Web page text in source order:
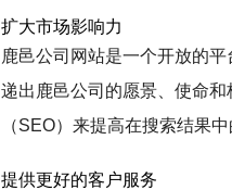
扩大市场影响力
鹿邑公司网站是一个开放的
递出鹿邑公司的愿景、使命
（SEO）来提高在搜索结果
提供更好的客户服务